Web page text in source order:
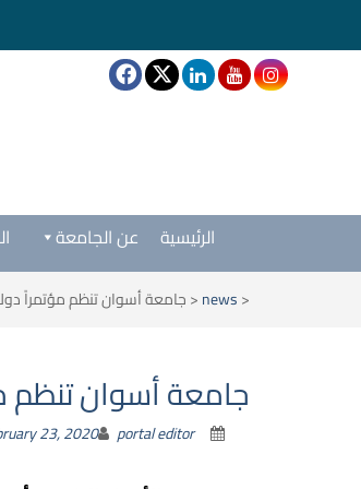
عن الجامعة الرئيسية
<
news
<جامعة أسوان تنظم مؤتمراً
جامعة أسوان تنظم
23, 2020 portal editor